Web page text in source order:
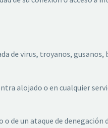
de virus, troyanos,
alojado o en cualquier
de un ataque de denegación